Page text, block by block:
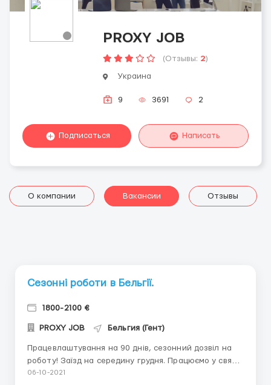
PROXY JOB
(Отзывы: 2)
Украина
9 3691 2
Подписаться Написать
О компании Вакансии Отзывы
Сезонні роботи в Бельгії.
1800-2100 €
PROXY JOB Бельгия (Гент)
Працевлаштування на 90 днів, сезонний дозвіл на
роботу! Заїзд на середину грудня. Працюємо у свята
також. На ферму яка займається вирощуванням
06-10-2021